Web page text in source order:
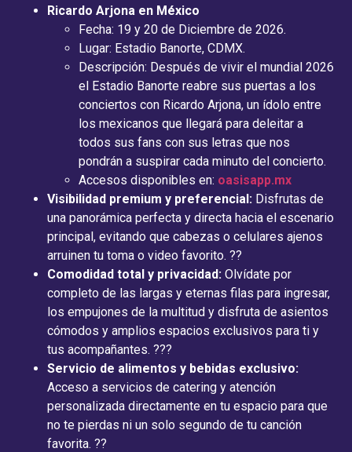
Ricardo Arjona en México
Fecha: 19 y 20 de Diciembre de 2026.
Lugar: Estadio Banorte, CDMX.
Descripción: Después de vivir el mundial 2026
el Estadio Banorte reabre sus puertas a los
conciertos con Ricardo Arjona, un ídolo entre
los mexicanos que llegará para deleitar a
todos sus fans con sus letras que nos
pondrán a suspirar cada minuto del concierto.
Accesos disponibles en: oasisapp.mx
Visibilidad premium y preferencial: Disfrutas de
una panorámica perfecta y directa hacia el escenario
principal, evitando que cabezas o celulares ajenos
arruinen tu toma o video favorito. ??
Comodidad total y privacidad: Olvídate por
completo de las largas y eternas filas para ingresar,
los empujones de la multitud y disfruta de asientos
cómodos y amplios espacios exclusivos para ti y
tus acompañantes. ???
Servicio de alimentos y bebidas exclusivo:
Acceso a servicios de catering y atención
personalizada directamente en tu espacio para que
no te pierdas ni un solo segundo de tu canción
favorita. ??